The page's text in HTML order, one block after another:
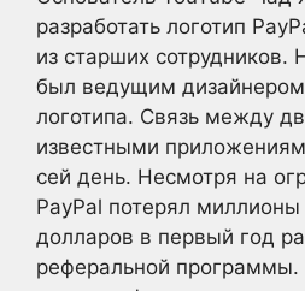
разработать логотип
из старших
был ведущим дизайнером
логотипа. Связь между
известными
сей день. Несмотря на
PayPal потерял
долларов в первый год
реферальной